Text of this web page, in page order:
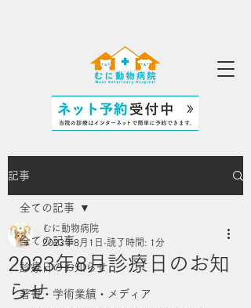
記事
全ての記事
診療日のお知らせ
著書・学術業績・メディア
全ての記事
2023年8月診療日のお知
らせ
むに動物病院
2023年8月1日 読了時間: 1分